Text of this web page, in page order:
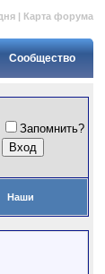
| Карта форума
Сообщество
Запомнить?
Наши